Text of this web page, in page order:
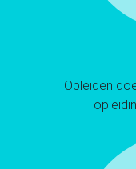
Opleiden